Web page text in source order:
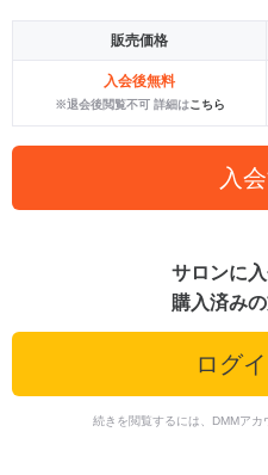
販売価格
入会後無料
※退会後閲覧不可 詳細はこちら
入
サロンに
購入済み
ログ
続きを閲覧するには、DMMアカ